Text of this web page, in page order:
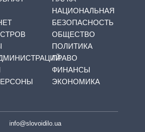
НАЦИОНАЛЬНАЯ
БЕЗОПАСНОСТЬ
ОБЩЕСТВО
ПОЛИТИКА
ПРАВО
ФИНАНСЫ
ЭКОНОМИКА
info@slovoidilo.ua